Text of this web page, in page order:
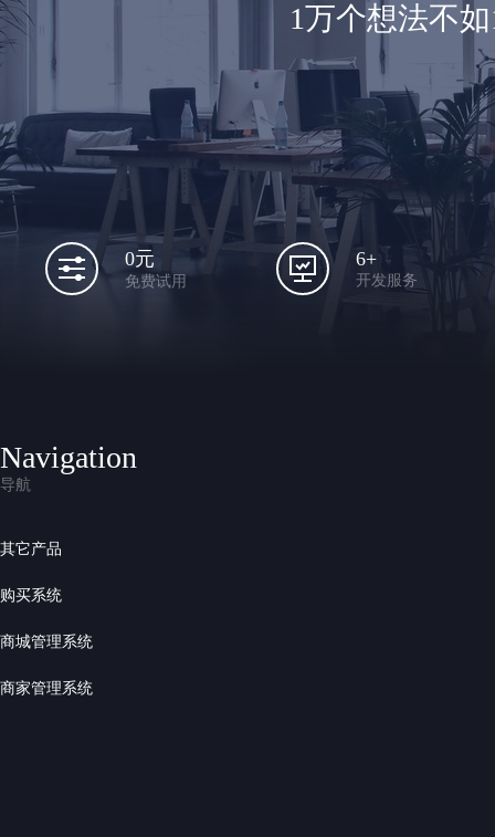
1万个想法不
0元
免费试用
6+
开发服务
Navigation
导航
其它产品
购买系统
商城管理系统
商家管理系统